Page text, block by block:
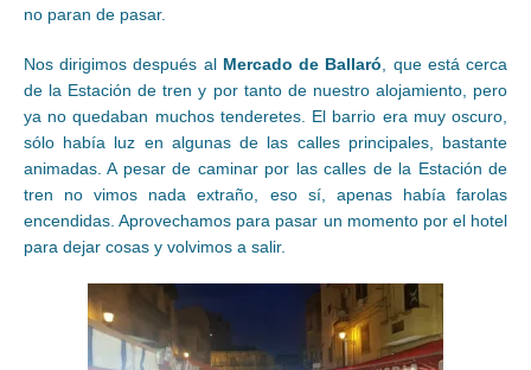
no paran de pasar.
Nos dirigimos después al Mercado de Ballaró, que está cerca
de la Estación de tren y por tanto de nuestro alojamiento, pero
ya no quedaban muchos tenderetes. El barrio era muy oscuro,
sólo había luz en algunas de las calles principales, bastante
animadas. A pesar de caminar por las calles de la Estación de
tren no vimos nada extraño, eso sí, apenas había farolas
encendidas. Aprovechamos para pasar un momento por el hotel
para dejar cosas y volvimos a salir.